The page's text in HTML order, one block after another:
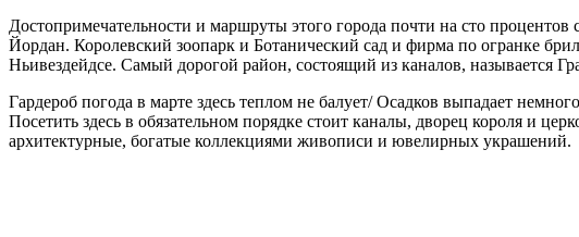
Достопримечательности и маршруты этого города почти на сто
Йордан. Королевский зоопарк и Ботанический сад и фирма по огранке
Ньивездейдсе. Самый дорогой район, состоящий из каналов, называется
Гардероб погода в марте здесь теплом не балует/ Осадков выпадает
Посетить здесь в обязательном порядке стоит каналы, дворец короля и
архитектурные, богатые коллекциями живописи и ювелирных украшений.